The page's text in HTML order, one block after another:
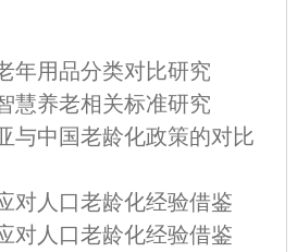
年用品分类对比研究
慧养老相关标准研究
与中国老龄化政策的对比
对人口老龄化经验借鉴
对人口老龄化经验借鉴